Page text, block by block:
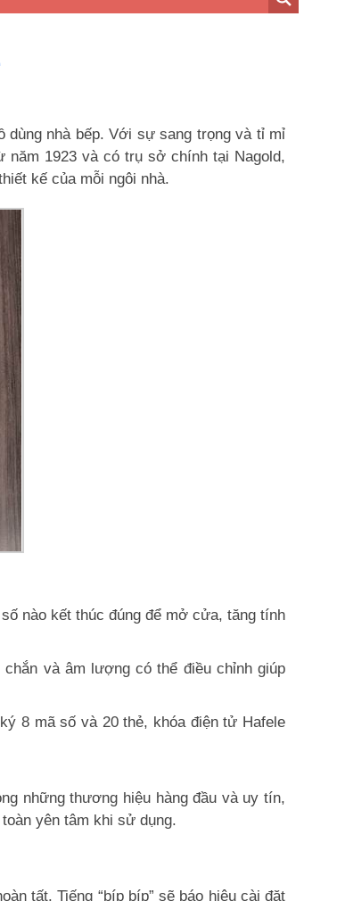
dùng nhà bếp. Với sự sang trọng và tỉ mỉ
năm 1923 và có trụ sở chính tại Nagold,
kế của mỗi ngôi nhà.
nào kết thúc đúng để mở cửa, tăng tính
và âm lượng có thể điều chỉnh giúp
8 mã số và 20 thẻ, khóa điện tử Hafele
những thương hiệu hàng đầu và uy tín,
yên tâm khi sử dụng.
tất. Tiếng “bíp bíp” sẽ báo hiệu cài đặt